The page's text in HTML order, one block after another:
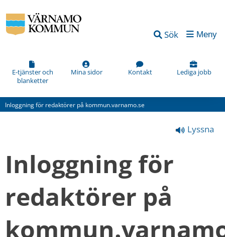
Sök Meny
E-tjänster och
blanketter
Mina sidor Kontakt Lediga jobb
Inloggning för redaktörer på kommun.varnamo.se
Lyssna
Inloggning för
redaktörer på
Vad
kan
förbättra
den
här
(obligatorisk)
kan